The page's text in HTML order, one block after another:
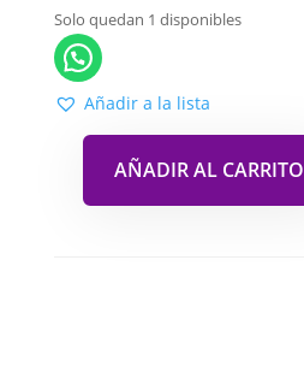
Solo quedan 1 disponibles
Añadir a la lista
AÑADIR AL CARRITO